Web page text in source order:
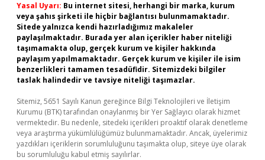
Yasal Uyarı: Bu internet sitesi, herhangi bir marka, kurum
veya şahıs şirketi ile hiçbir bağlantısı bulunmamaktadır.
Sitede yalnızca kendi hazırladığımız makaleler
paylaşılmaktadır. Burada yer alan içerikler haber niteliği
taşımamakta olup, gerçek kurum ve kişiler hakkında
paylaşım yapılmamaktadır. Gerçek kurum ve kişiler ile isim
benzerlikleri tamamen tesadüfidir. Sitemizdeki bilgiler
taslak halindedir ve tavsiye niteliği taşımazlar.
Sitemiz, 5651 Sayılı Kanun gereğince Bilgi Teknolojileri ve İletişim
Kurumu (BTK) tarafından onaylanmış bir Yer Sağlayıcı olarak hizmet
vermektedir. Bu nedenle, sitedeki içerikleri proaktif olarak denetleme
veya araştırma yükümlülüğümüz bulunmamaktadır. Ancak, üyelerimiz
yazdıkları içeriklerin sorumluluğunu taşımakta olup, siteye üye olarak
bu sorumluluğu kabul etmiş sayılırlar.